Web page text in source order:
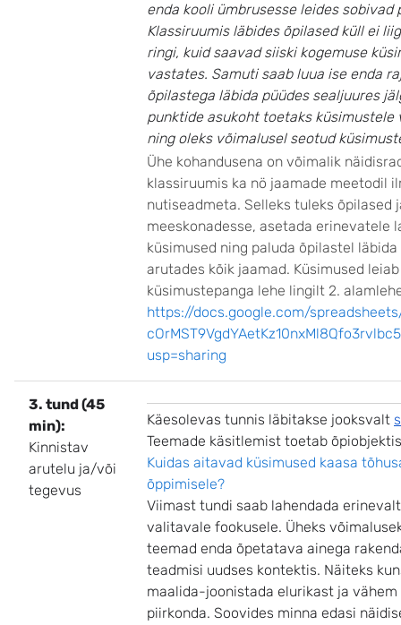
enda kooli ümbrusesse leides sobivad
Klassiruumis läbides õpilased küll ei
ringi, kuid saavad siiski kogemuse
vastates. Samuti saab luua ise enda
õpilastega läbida püüdes sealjuures
punktide asukoht toetaks küsimustele
ning oleks võimalusel seotud
Ühe kohandusena on võimalik
klassiruumis ka nö jaamade meetodil
nutiseadmeta. Selleks tuleks õpilased
meeskonadesse, asetada erinevatele
küsimused ning paluda õpilastel läbida
arutades kõik jaamad. Küsimused leiab
küsimustepanga lehe lingilt 2.
https://docs.google.com/
usp=sharing
3. tund (45
min):
Kinnistav
arutelu ja/või
tegevus
Käesolevas tunnis läbitakse jooksvalt
Teemade käsitlemist toetab
Kuidas aitavad küsimused kaasa
õppimisele?
Viimast tundi saab lahendada
valitavale fookusele. Üheks
teemad enda õpetatava ainega
teadmisi uudses kontektis. Näiteks
maalida-joonistada elurikast ja
piirkonda. Soovides minna edasi